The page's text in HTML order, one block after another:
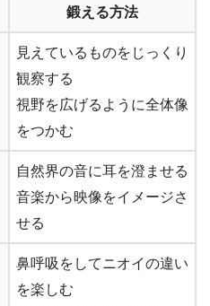
鍛える方法
見えているものをじっくり
観察する
視野を広げるように全体像
をつかむ
自然界の音に耳を澄ませる
音楽から映像をイメージさ
せる
鼻呼吸をしてニオイの違い
を楽しむ